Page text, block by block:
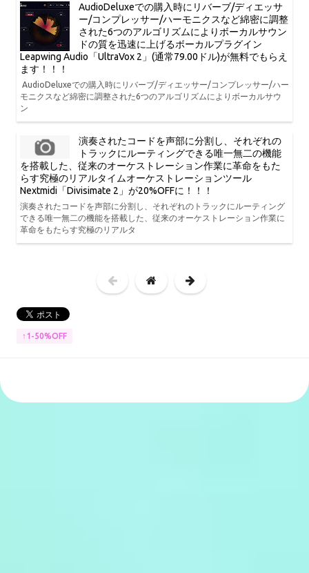
AudioDeluxeでの購入時にリバーブ/ディエッサ
ー/コンプレッサー/ハーモニクスなど綿密に調整
された6つのアルゴリズムによりボーカルサウン
ドの質を迅速に上げるボーカルプラグイン
Leapwing Audio「UltraVox 2」(通常79.00ドル)が無料でもらえ
ます！！！
AudioDeluxeでの購入時にリバーブ/ディエッサー/コンプレッサー/ハー
モニクスなど綿密に調整された6つのアルゴリズムによりボーカルサウ
ン
演奏されたコードを声部に分割し、それぞれの
トラックにルーティングできる唯一無二の機能
を搭載した、従来のオーケストレーション作業に革命をもた
らす究極のリアルタイムオーケストレーションツール
Nextmidi「Divisimate 2」が20%OFFに！！！
演奏されたコードを声部に分割し、それぞれのトラックにルーティング
できる唯一無二の機能を搭載した、従来のオーケストレーション作業に
革命をもたらす究極のリアルタ
↑1-50%OFF